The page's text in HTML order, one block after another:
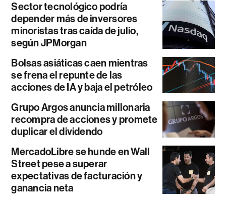
Sector tecnológico podría
depender más de inversores
minoristas tras caída de julio,
según JPMorgan
Bolsas asiáticas caen mientras
se frena el repunte de las
acciones de IA y baja el petróleo
Grupo Argos anuncia millonaria
recompra de acciones y promete
duplicar el dividendo
MercadoLibre se hunde en Wall
Street pese a superar
expectativas de facturación y
ganancia neta